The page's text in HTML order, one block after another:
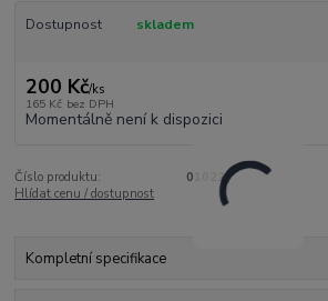
Dostupnost skladem
200 Kč/ks
165 Kč bez DPH
Momentálně není k dispozici
Číslo produktu:
01022
Hlídat cenu / dostupnost
Kompletní specifikace